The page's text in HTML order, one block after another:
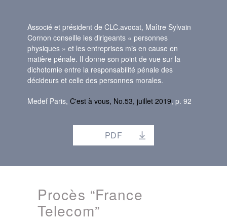
Associé et président de CLC.avocat, Maître Sylvain
Cornon conseille les dirigeants « personnes
physiques » et les entreprises mis en cause en
matière pénale. Il donne son point de vue sur la
dichotomie entre la responsabilité pénale des
décideurs et celle des personnes morales.
Medef Paris, C'est à vous, No.53, juillet 2019, p. 92
PDF
Procès “France
Telecom”